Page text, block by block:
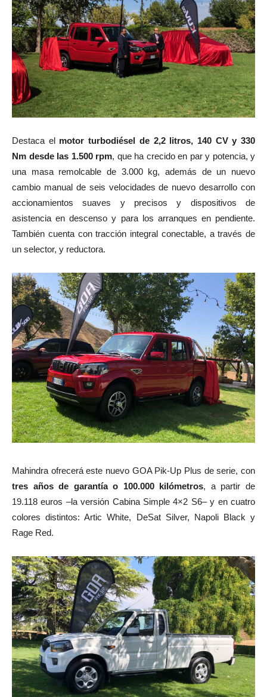
Destaca el motor turbodiésel de 2,2 litros, 140 CV y 330
Nm desde las 1.500 rpm, que ha crecido en par y potencia, y
una masa remolcable de 3.000 kg, además de un nuevo
cambio manual de seis velocidades de nuevo desarrollo con
accionamientos suaves y precisos y dispositivos de
asistencia en descenso y para los arranques en pendiente.
También cuenta con tracción integral conectable, a través de
un selector, y reductora.
Mahindra ofrecerá este nuevo GOA Pik-Up Plus de serie, con
tres años de garantía o 100.000 kilómetros, a partir de
19.118 euros –la versión Cabina Simple 4×2 S6– y en cuatro
colores distintos: Artic White, DeSat Silver, Napoli Black y
Rage Red.